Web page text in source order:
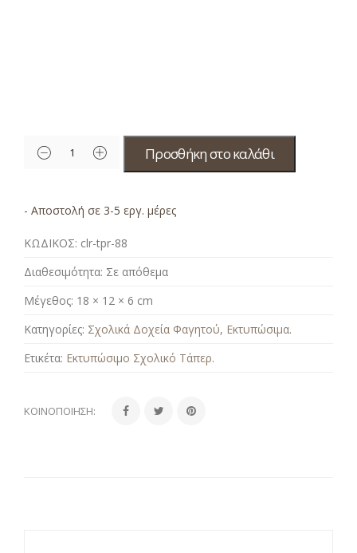
Προσθήκη στο καλάθι
- Αποστολή σε 3-5 εργ. μέρες
ΚΩΔΙΚΟΣ: clr-tpr-88
Διαθεσιμότητα: Σε απόθεμα
Μέγεθος: 18 × 12 × 6 cm
Κατηγορίες: Σχολικά Δοχεία Φαγητού, Εκτυπώσιμα.
Ετικέτα: Εκτυπώσιμο Σχολικό Τάπερ.
ΚΟΙΝΟΠΟΊΗΣΗ: